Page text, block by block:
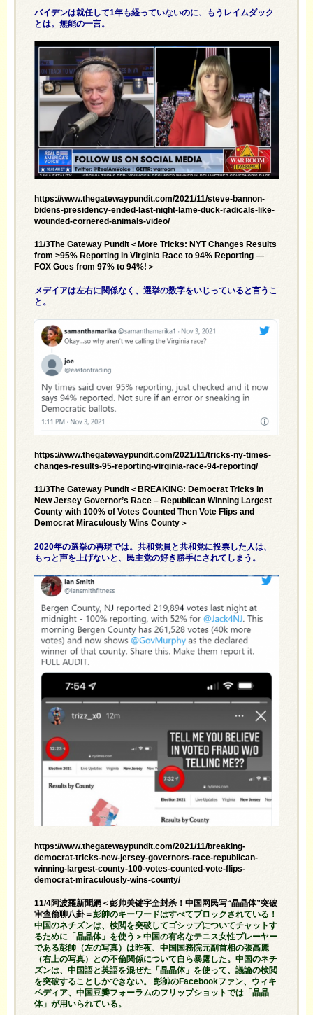
バイデンは就任して1年も経っていないのに、もうレイムダック
とは。無能の一言。
https://www.thegatewaypundit.com/2021/11/steve-bannon-
bidens-presidency-ended-last-night-lame-duck-radicals-like-
wounded-cornered-animals-video/
11/3The Gateway Pundit＜More Tricks: NYT Changes Results
from >95% Reporting in Virginia Race to 94% Reporting —
FOX Goes from 97% to 94%!＞
メデイアは左右に関係なく、選挙の数字をいじっていると言うこ
と。
https://www.thegatewaypundit.com/2021/11/tricks-ny-times-
changes-results-95-reporting-virginia-race-94-reporting/
11/3The Gateway Pundit＜BREAKING: Democrat Tricks in
New Jersey Governor’s Race – Republican Winning Largest
County with 100% of Votes Counted Then Vote Flips and
Democrat Miraculously Wins County＞
2020年の選挙の再現では。共和党員と共和党に投票した人は、
もっと声を上げないと、民主党の好き勝手にされてしまう。
https://www.thegatewaypundit.com/2021/11/breaking-
democrat-tricks-new-jersey-governors-race-republican-
winning-largest-county-100-votes-counted-vote-flips-
democrat-miraculously-wins-county/
11/4阿波羅新聞網＜彭帅关键字全封杀！中国网民写“晶晶体”突破
审查偷聊八卦＝彭帥のキーワードはすべてブロックされている！
中国のネチズンは、検閲を突破してゴシップについてチャットす
るために「晶晶体」を使う＞中国の有名なテニス女性プレーヤー
である彭帥（左の写真）は昨夜、中国国務院元副首相の張高麗
（右上の写真）との不倫関係について自ら暴露した。中国のネチ
ズンは、中国語と英語を混ぜた「晶晶体」を使って、議論の検閲
を突破することしかできない。 彭帥のFacebookファン、ウィキ
ペディア、中国豆瓣フォーラムのフリップショットでは「晶晶
体」が用いられている。